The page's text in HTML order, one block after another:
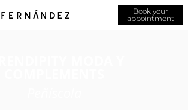
Book your
appointment